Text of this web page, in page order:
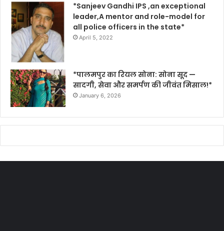
*Sanjeev Gandhi IPS ,an exceptional
leader,A mentor and role-model for
all police officers in the state*
April 5, 2022
*पालमपुर का रियल सोना: सोना सूद —
सादगी, सेवा और समर्पण की जीवंत मिसाल!*
January 6, 2026